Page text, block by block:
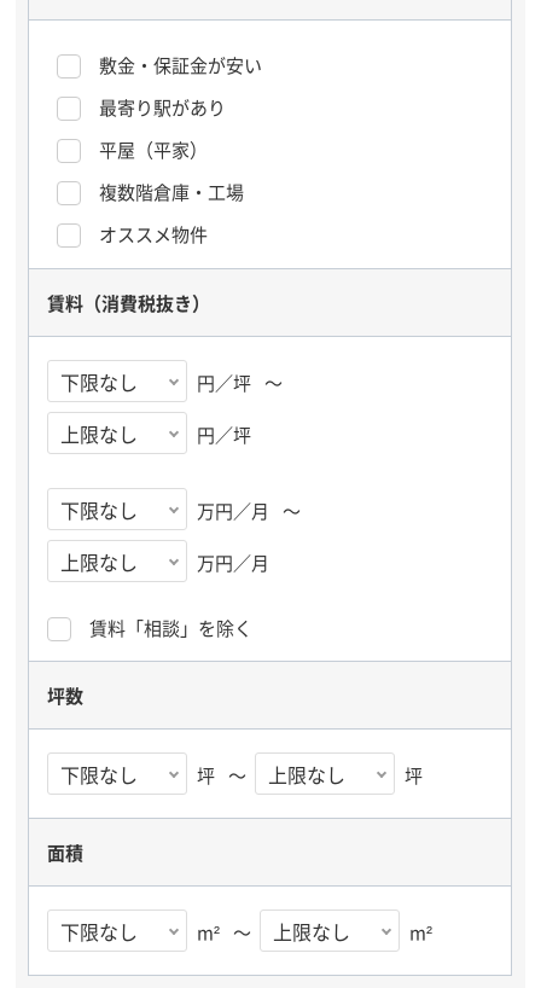
敷金・保証金が安い
最寄り駅があり
平屋（平家）
複数階倉庫・工場
オススメ物件
賃料 （消費税抜き）
円／坪 ～
円／坪
万円／月 ～
万円／月
賃料「相談」を除く
坪数
坪 ～ 坪
面積
m² ～ m²